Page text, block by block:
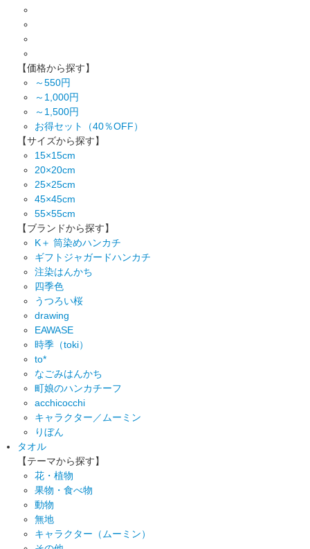
【価格から探す】
～550円
～1,000円
～1,500円
お得セット（40％OFF）
【サイズから探す】
15×15cm
20×20cm
25×25cm
45×45cm
55×55cm
【ブランドから探す】
K＋ 筒染めハンカチ
ギフトジャガードハンカチ
注染はんかち
四季色
うつろい桜
drawing
EAWASE
時季（toki）
to*
なごみはんかち
町娘のハンカチーフ
acchicocchi
キャラクター／ムーミン
りぼん
タオル
【テーマから探す】
花・植物
果物・食べ物
動物
無地
キャラクター（ムーミン）